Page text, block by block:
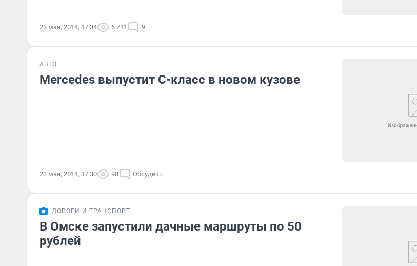
23 мая, 2014, 17:34 6 711 9
АВТО
Mercedes выпустит C-класс в новом кузове
23 мая, 2014, 17:30 98 Обсудить
ДОРОГИ И ТРАНСПОРТ
В Омске запустили дачные маршруты по 50
рублей